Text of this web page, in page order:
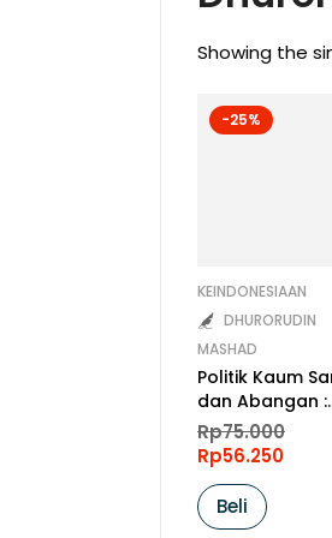
Showing the
-25%
KEINDONESIAAN
DHURORUDIN
MASHAD
Politik Kaum
dan Abangan :
Refleksi Historis
Perseteruan
Rp75.000
Rp56.250
Beli